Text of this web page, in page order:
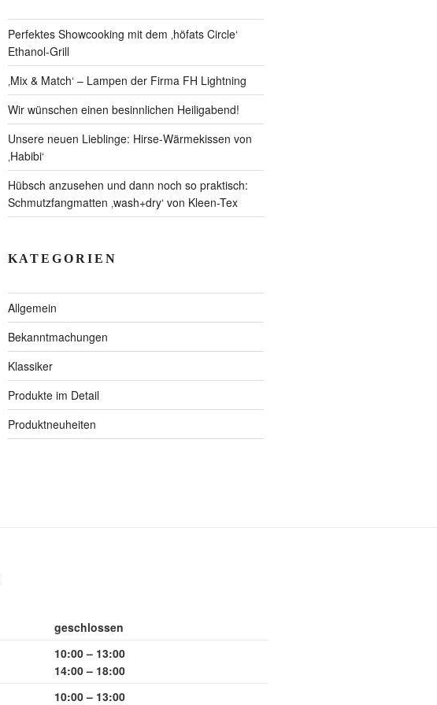
Perfektes Showcooking mit dem ‚höfats Circle‘
Ethanol-Grill
‚Mix & Match‘ – Lampen der Firma FH Lightning
Wir wünschen einen besinnlichen Heiligabend!
Unsere neuen Lieblinge: Hirse-Wärmekissen von
‚Habibi‘
Hübsch anzusehen und dann noch so praktisch:
Schmutzfangmatten ‚wash+dry‘ von Kleen-Tex
KATEGORIEN
Allgemein
Bekanntmachungen
Klassiker
Produkte im Detail
Produktneuheiten
geschlossen
10:00 – 13:00
14:00 – 18:00
10:00 – 13:00